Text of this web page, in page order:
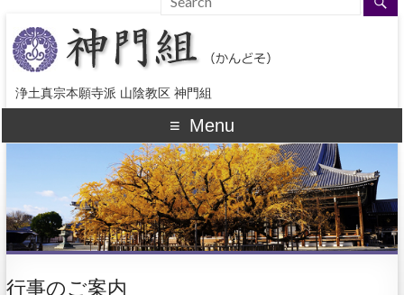
浄土真宗本願寺派 山陰教区 神門組
Menu
行事のご案内